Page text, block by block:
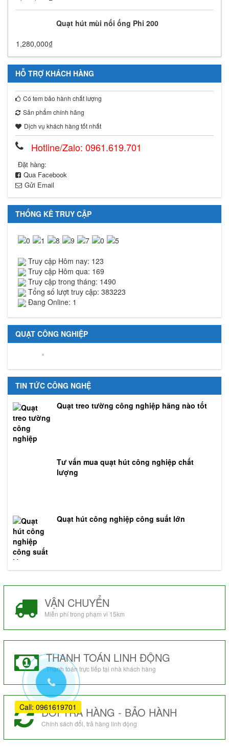
Quạt hút mùi nối ống Phi 200
1,280,000₫
HỖ TRỢ KHÁCH HÀNG
Có tem bảo hành chất lượng
Sản phẩm chính hãng
Dịch vụ khách hàng tốt nhất
Hotline/Zalo: 0961.619.701
Đặt hàng:
Qua Facebook
Gửi Email
THỐNG KÊ TRUY CẬP
Truy cập Hôm nay: 123
Truy cập Hôm qua: 169
Truy cập trong tháng: 1490
Tổng số lượt truy cập: 383223
Đang Online: 1
QUẠT CÔNG NGHIỆP
TIN TỨC CÔNG NGHỆ
Quạt treo tường công nghiệp hãng nào tốt
Tư vấn mua quạt hút công nghiệp chất
lượng
Quạt hút công nghiệp công suất lớn
VẬN CHUYỂN
Miễn phí trong phạm vi 15km
THANH TOÁN LINH ĐỘNG
Thanh toán trực tiếp tại nhà khách hàng
ĐỔI TRẢ HÀNG - BẢO HÀNH
Chính sách đổi, trả hàng linh động
Call: 0961619701